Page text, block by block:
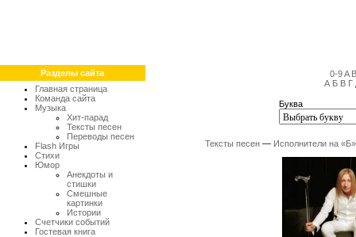
Разделы сайта
Главная страница
Команда сайта
Музыка
Хит-парад
Тексты песен
Переводы песен
Flash Игры
Стихи
Юмор
Анекдоты и
стишки
Смешные
картинки
Истории
Счетчики событий
Гостевая книга
0-9 A
А Б В Г
Буква
Тексты песен — Исполнители на «Б»